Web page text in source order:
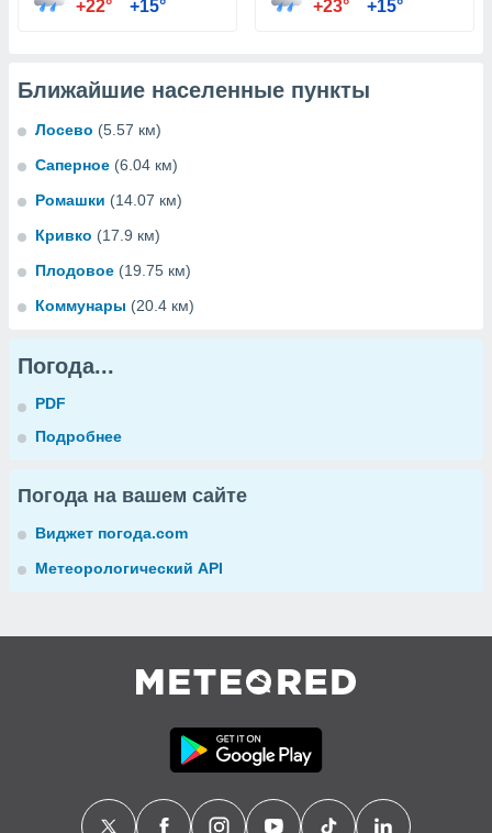
+22° +15° +23° +15°
Ближайшие населенные пункты
Лосево (5.57 км)
Саперное (6.04 км)
Ромашки (14.07 км)
Кривко (17.9 км)
Плодовое (19.75 км)
Коммунары (20.4 км)
Погода...
PDF
Подробнее
Погода на вашем сайте
Виджет погода.com
Метеорологический API